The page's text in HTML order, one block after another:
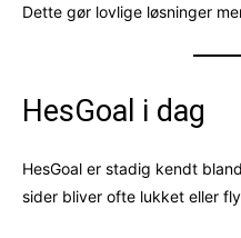
Dette gør lovlige løsninger
HesGoal i dag
HesGoal er stadig kendt
sider bliver ofte lukket eller